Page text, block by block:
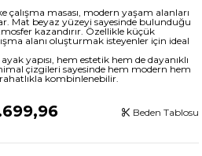
çalışma masası, modern yaşam alanları
Mat beyaz yüzeyi sayesinde bulunduğu
kazandırır. Özellikle küçük
alanı oluşturmak isteyenler için ideal
yapısı, hem estetik hem de dayanıklı
çizgileri sayesinde hem modern hem
kombinlenebilir.
Beden Tablosu